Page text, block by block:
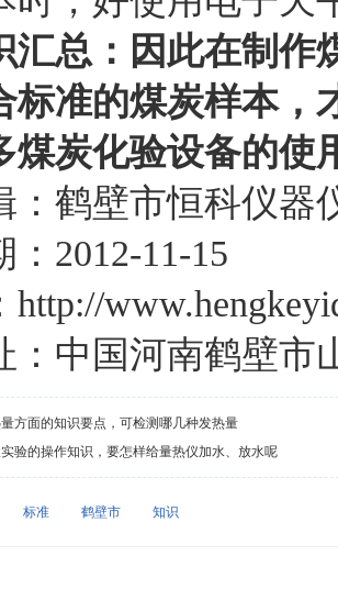
汇总：因此在制作
标准的煤炭样本，
煤炭化验设备的使
：鹤壁市恒科仪器
：2012-11-15
http://
：中国河南鹤壁市
方面的知识要点，可检测哪几种发热量
验的操作知识，要怎样给量热仪加水、放水呢
标准 鹤壁市 知识